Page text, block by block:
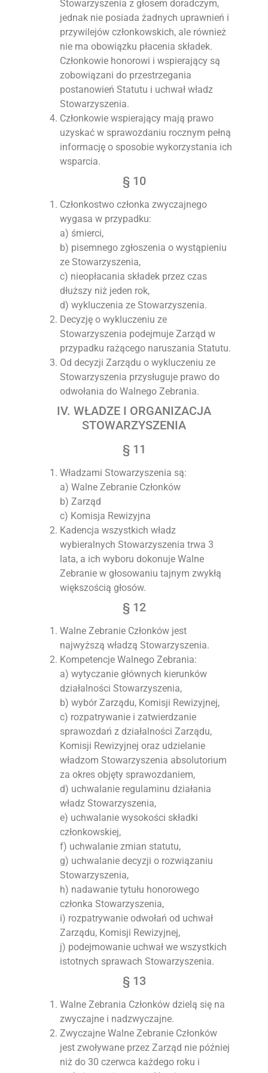
Stowarzyszenia z głosem doradczym,
jednak nie posiada żadnych uprawnień i
przywilejów członkowskich, ale również
nie ma obowiązku płacenia składek.
Członkowie honorowi i wspierający są
zobowiązani do przestrzegania
postanowień Statutu i uchwał władz
Stowarzyszenia.
Członkowie wspierający mają prawo
uzyskać w sprawozdaniu rocznym pełną
informację o sposobie wykorzystania ich
wsparcia.
§ 10
Członkostwo członka zwyczajnego
wygasa w przypadku:
a) śmierci,
b) pisemnego zgłoszenia o wystąpieniu
ze Stowarzyszenia,
c) nieopłacania składek przez czas
dłuższy niż jeden rok,
d) wykluczenia ze Stowarzyszenia.
Decyzję o wykluczeniu ze
Stowarzyszenia podejmuje Zarząd w
przypadku rażącego naruszania Statutu.
Od decyzji Zarządu o wykluczeniu ze
Stowarzyszenia przysługuje prawo do
odwołania do Walnego Zebrania.
IV. WŁADZE I ORGANIZACJA
STOWARZYSZENIA
§ 11
Władzami Stowarzyszenia są:
a) Walne Zebranie Członków
b) Zarząd
c) Komisja Rewizyjna
Kadencja wszystkich władz
wybieralnych Stowarzyszenia trwa 3
lata, a ich wyboru dokonuje Walne
Zebranie w głosowaniu tajnym zwykłą
większością głosów.
§ 12
Walne Zebranie Członków jest
najwyższą władzą Stowarzyszenia.
Kompetencje Walnego Zebrania:
a) wytyczanie głównych kierunków
działalności Stowarzyszenia,
b) wybór Zarządu, Komisji Rewizyjnej,
c) rozpatrywanie i zatwierdzanie
sprawozdań z działalności Zarządu,
Komisji Rewizyjnej oraz udzielanie
władzom Stowarzyszenia absolutorium
za okres objęty sprawozdaniem,
d) uchwalanie regulaminu działania
władz Stowarzyszenia,
e) uchwalanie wysokości składki
członkowskiej,
f) uchwalanie zmian statutu,
g) uchwalanie decyzji o rozwiązaniu
Stowarzyszenia,
h) nadawanie tytułu honorowego
członka Stowarzyszenia,
i) rozpatrywanie odwołań od uchwał
Zarządu, Komisji Rewizyjnej,
j) podejmowanie uchwał we wszystkich
istotnych sprawach Stowarzyszenia.
§ 13
Walne Zebrania Członków dzielą się na
zwyczajne i nadzwyczajne.
Zwyczajne Walne Zebranie Członków
jest zwoływane przez Zarząd nie później
niż do 30 czerwca każdego roku i